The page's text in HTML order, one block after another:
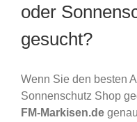
oder
gesucht?
Wenn Sie den besten
Sonnenschutz Shop
FM-Markisen.de